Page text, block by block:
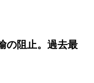
の阻止。過去最